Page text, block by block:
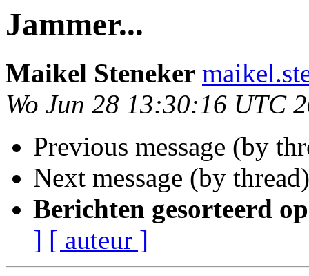
Jammer...
Maikel Steneker
Wo Jun 28 13:30:16 UTC
Previous message (by
Next message (by
Berichten gesorteerd
] [ auteur ]